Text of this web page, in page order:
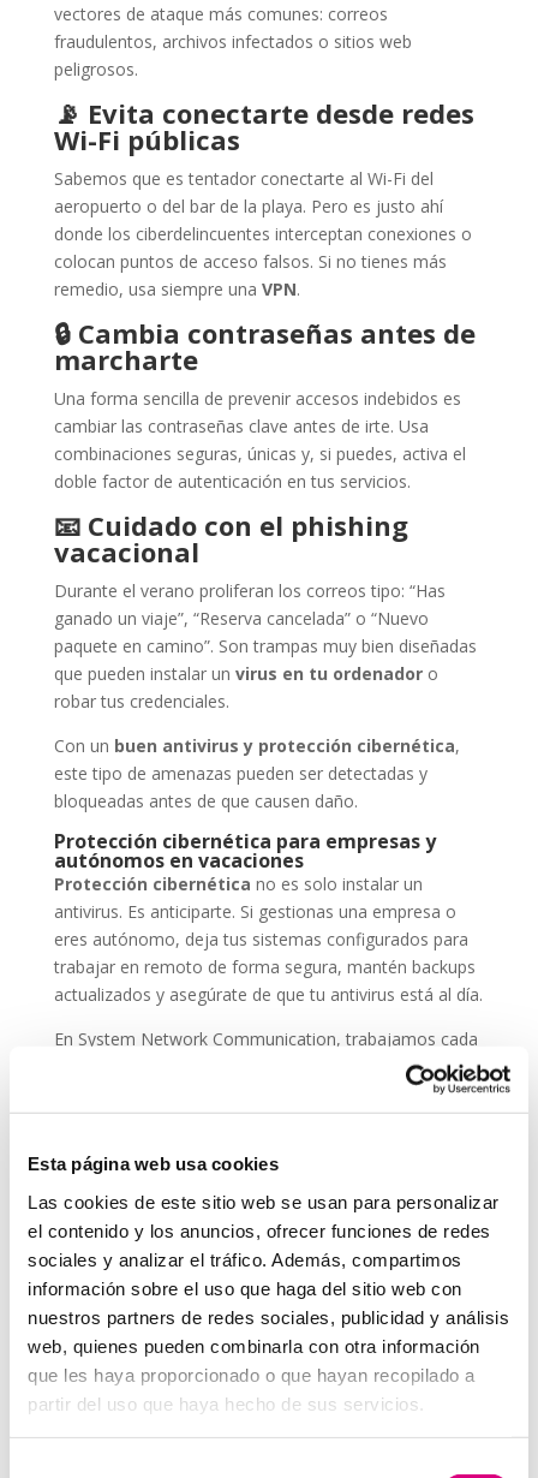
Esta página web usa cookies
Las cookies de este sitio web se usan para personalizar
el contenido y los anuncios, ofrecer funciones de redes
sociales y analizar el tráfico. Además, compartimos
información sobre el uso que haga del sitio web con
nuestros partners de redes sociales, publicidad y análisis
web, quienes pueden combinarla con otra información
que les haya proporcionado o que hayan recopilado a
partir del uso que haya hecho de sus servicios.
vectores de ataque más comunes: correos
fraudulentos, archivos infectados o sitios web
peligrosos.
📡 Evita conectarte desde redes
Wi-Fi públicas
Sabemos que es tentador conectarte al Wi-Fi del
aeropuerto o del bar de la playa. Pero es justo ahí
donde los ciberdelincuentes interceptan conexiones o
colocan puntos de acceso falsos. Si no tienes más
remedio, usa siempre una VPN.
🔒Cambia contraseñas antes de
marcharte
Una forma sencilla de prevenir accesos indebidos es
cambiar las contraseñas clave antes de irte. Usa
combinaciones seguras, únicas y, si puedes, activa el
doble factor de autenticación en tus servicios.
📧Cuidado con el phishing
vacacional
Durante el verano proliferan los correos tipo: “Has
ganado un viaje”, “Reserva cancelada” o “Nuevo
paquete en camino”. Son trampas muy bien diseñadas
que pueden instalar un virus en tu ordenadoro
robar tus credenciales.
Con un buen antivirus y protección cibernética,
este tipo de amenazas pueden ser detectadas y
bloqueadas antes de que causen daño.
Protección cibernética para empresas y
autónomos en vacaciones
Protección cibernética no es solo instalar un
antivirus. Es anticiparte. Si gestionas una empresa o
eres autónomo, deja tus sistemas configurados para
trabajar en remoto de forma segura, mantén backups
actualizados y asegúrate de que tu antivirus está al día.
En System Network Communication, trabajamos cada
día con autónomos y pymes que confían su seguridad
, porque entienden que un
ataque en vacaciones puede suponer una pérdida de
En System Network Communication, trabajamos cada
día con autónomos y pymes que confían su seguridad
digital a E
SET NOD 32, porque entienden que un
ataque en vacaciones puede suponer una pérdida de
datos, ingresos y reputación.
Grupo-System, ¿Quiénes somos?
EnSystem Network Communication, con más de
15 años de experiencia, disponemos de un equipo de